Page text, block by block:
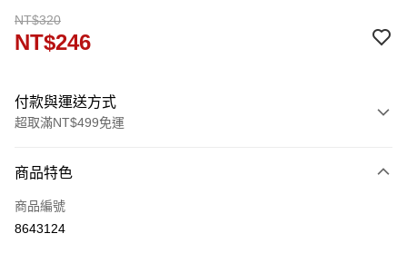
NT$320
NT$246
付款與運送方式
超取滿NT$499免運
信用卡一次付款
ATM付款
商品特色
商品編號
8643124